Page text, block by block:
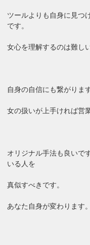
ツールよりも自身に見つ
です。
女心を理解するのは難し
自身の自信にも繋がります
女の扱いが上手ければ営
オリジナル手法も良いで
いる人を
真似すべきです。
あなた自身が変わります。